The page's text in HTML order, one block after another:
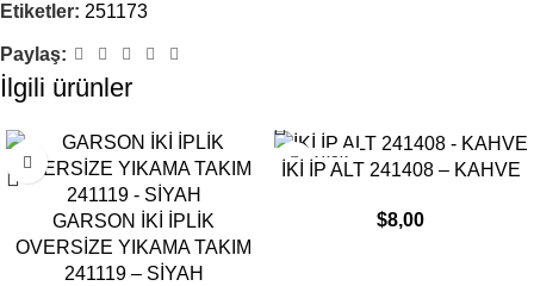
Etiketler: 251173
Paylaş:
İlgili ürünler
GARSON İKİ İPLİK
OVERSİZE YIKAMA TAKIM
241119 – SİYAH
STOK YOK
İKİ İP ALT 241408 – KAHVE
$8,00